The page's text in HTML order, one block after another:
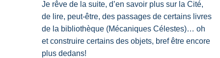
Je rêve de la suite, d’en savoir plus sur la Cité,
de lire, peut-être, des passages de certains livres
de la bibliothèque (Mécaniques Célestes)… oh
et construire certains des objets, bref être encore
plus dedans!